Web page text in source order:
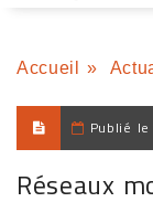
Accueil »
Publié le
Réseaux